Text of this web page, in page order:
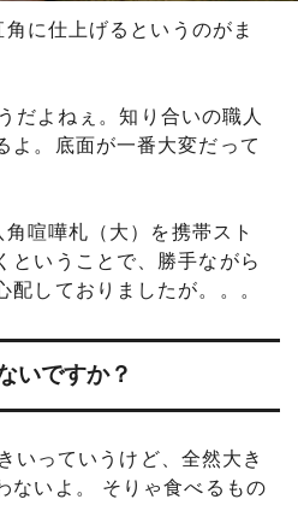
に仕上げるというのがま
だよねぇ。知り合いの職人
よ。底面が一番大変だって
喧嘩札（大）を携帯スト
ということで、勝手ながら
配しておりましたが。。。
いですか？
いっていうけど、全然大き
ないよ。 そりゃ食べるもの